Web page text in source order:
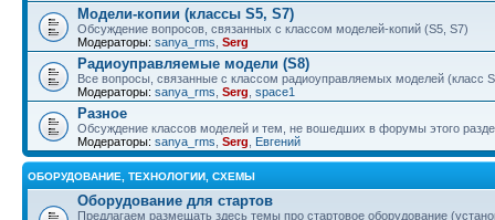
Модели-копии (классы S5, S7)
Обсуждение вопросов, связанных с классом моделей-копий (S5, S7)
Модераторы: sanya_rms Serg
Радиоуправляемые модели (S8)
Все вопросы, связанные с классом радиоуправляемых моделей (класс
Модераторы: sanya_rms Serg space1
Разное
Обсуждение классов моделей и тем, не вошедших в форумы этого
Модераторы: sanya_rms Serg Евгений
ОБОРУДОВАНИЕ, ТЕХНОЛОГИИ, СХЕМЫ
Оборудование для стартов
Предлагаем размещать здесь темы про стартовое оборудование